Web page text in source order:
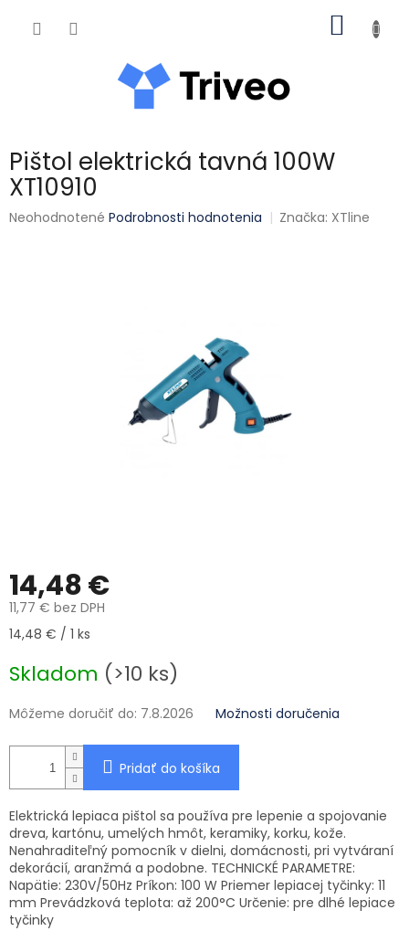
Pištol elektrická tavná 100W
XT10910
Priemerné hodnotenie produktu je 0,0 z 5 hviezdičiek.
Neohodnotené Podrobnosti hodnotenia Značka: XTline
14,48 €
11,77 € bez DPH
Jednotková cena:
14,48 € / 1 ks
Skladom (>10 ks)
Môžeme doručiť do: 7.8.2026 Možnosti doručenia
Pridať do košíka
Elektrická lepiaca pištol sa používa pre lepenie a spojovanie
dreva, kartónu, umelých hmôt, keramiky, korku, kože.
Nenahraditeľný pomocník v dielni, domácnosti, pri vytváraní
dekorácií, aranžmá a podobne. TECHNICKÉ PARAMETRE:
Napätie: 230V/50Hz Príkon: 100 W Priemer lepiacej tyčinky: 11
mm Prevádzková teplota: až 200°C Určenie: pre dlhé lepiace
tyčinky